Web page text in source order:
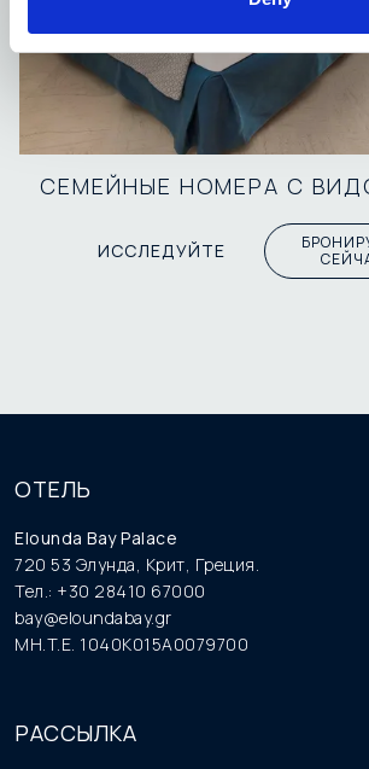
СЕМЕЙНЫЕ НОМЕРА С
ИССЛЕДУЙТЕ
ОТЕЛЬ
Elounda Bay Palace
720 53 Элунда, Крит, Греция.
Тел.: +30 28410 67000
bay@eloundabay.gr
MH.T.E. 1040K015A0079700
РАССЫЛКА